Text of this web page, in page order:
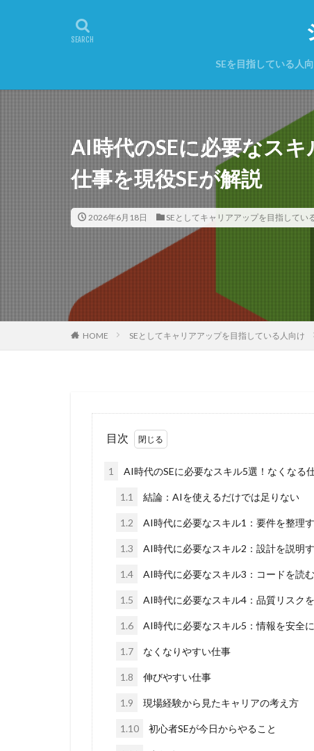
SEを目指している人
AI時代のSEに必要なス
仕事を現役SEが解説
2026年6月18日 SEとしてキャリアアップを目指してい
HOME SEとしてキャリアアップを目指している人向け
目次
1 AI時代のSEに必要なスキル5選！なくなる
1.1 結論：AIを使えるだけでは足りない
1.2 AI時代に必要なスキル1：要件を整理
1.3 AI時代に必要なスキル2：設計を説明
1.4 AI時代に必要なスキル3：コードを読
1.5 AI時代に必要なスキル4：品質リスク
1.6 AI時代に必要なスキル5：情報を安全
1.7 なくなりやすい仕事
1.8 伸びやすい仕事
1.9 現場経験から見たキャリアの考え方
1.10 初心者SEが今日からやること